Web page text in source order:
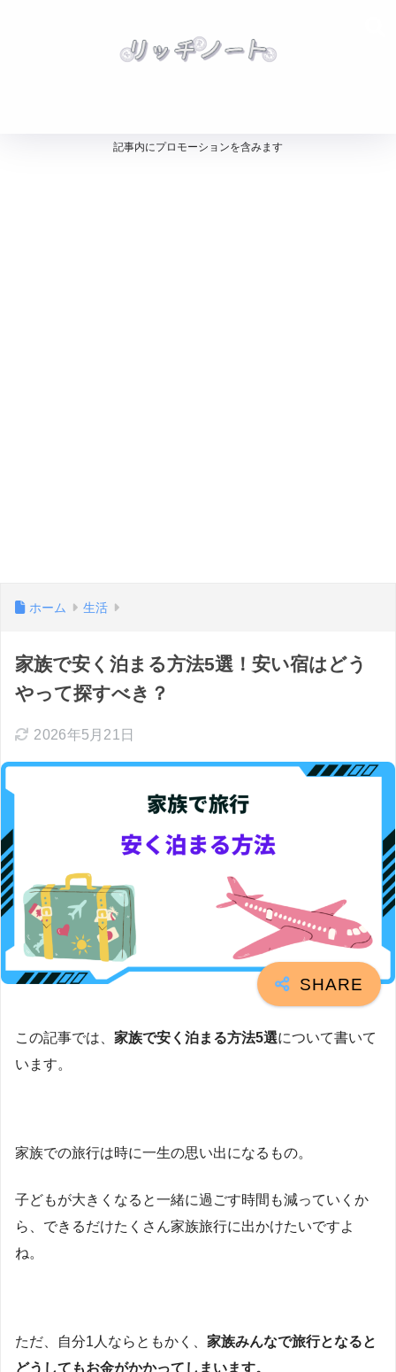
記事内にプロモーションを含みます
ホーム 生活
家族で安く泊まる方法5選！安い宿はどう
やって探すべき？
2026年5月21日
この記事では、 家族で安く泊まる方法5選について書いて
います。
家族での旅行は時に一生の思い出になるもの。
子どもが大きくなると一緒に過ごす時間も減っていくか
ら、できるだけたくさん家族旅行に出かけたいですよ
ね。
ただ、自分1人ならともかく、 家族みんなで旅行となると
どうしてもお金がかかってしまいます。